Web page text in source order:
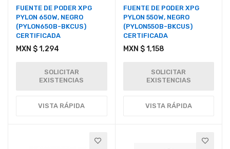
FUENTE DE PODER XPG
PYLON 650W, NEGRO
(PYLON650B-BKCUS)
CERTIFICADA
MXN $ 1,294
SOLICITAR
EXISTENCIAS
VISTA RÁPIDA
FUENTE DE PODER XPG
PYLON 550W, NEGRO
(PYLON550B-BKCUS)
CERTIFICADA
MXN $ 1,158
SOLICITAR
EXISTENCIAS
VISTA RÁPIDA